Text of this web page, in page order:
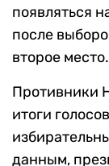
появляться
после
второе место.
Противники
итоги
данным,